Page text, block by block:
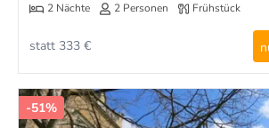
2 Nächte 2 Personen Frühstück
statt 333 €
-51%